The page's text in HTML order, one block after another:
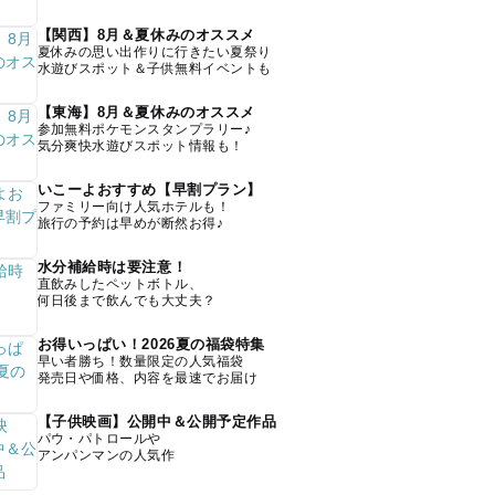
【関西】8月＆夏休みのオススメ
夏休みの思い出作りに行きたい夏祭り
水遊びスポット＆子供無料イベントも
【東海】8月＆夏休みのオススメ
参加無料ポケモンスタンプラリー♪
気分爽快水遊びスポット情報も！
いこーよおすすめ【早割プラン】
ファミリー向け人気ホテルも！
旅行の予約は早めが断然お得♪
水分補給時は要注意！
直飲みしたペットボトル、
何日後まで飲んでも大丈夫？
お得いっぱい！2026夏の福袋特集
早い者勝ち！数量限定の人気福袋
発売日や価格、内容を最速でお届け
【子供映画】公開中＆公開予定作品
パウ・パトロールや
アンパンマンの人気作